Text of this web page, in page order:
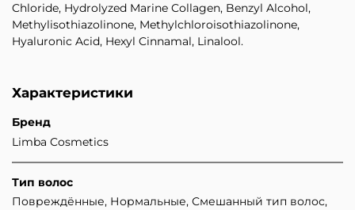
Chloride, Hydrolyzed Marine Collagen, Benzyl Alcohol,
Methylisothiazolinone, Methylchloroisothiazolinone,
Hyaluronic Acid, Hexyl Cinnamal, Linalool.
Характеристики
Бренд
Limba Cosmetics
Тип волос
Повреждённые, Нормальные, Смешанный тип волос,